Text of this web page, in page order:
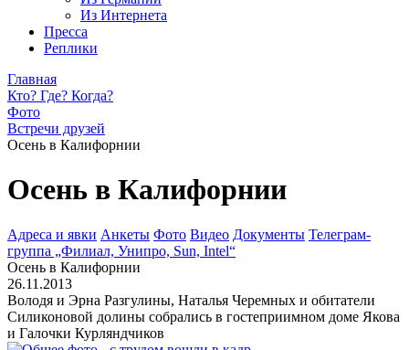
Из Интернета
Пресса
Реплики
Главная
Кто? Где? Когда?
Фото
Встречи друзей
Осень в Калифорнии
Осень в Калифорнии
Адреса и явки Анкеты Фото Видео Документы Телеграм-
группа „Филиал, Унипро, Sun, Intel“
Осень в Калифорнии
26.11.2013
Володя и Эрна Разгулины, Наталья Черемных и обитатели
Силиконовой долины собрались в гостеприимном доме Якова
и Галочки Курляндчиков